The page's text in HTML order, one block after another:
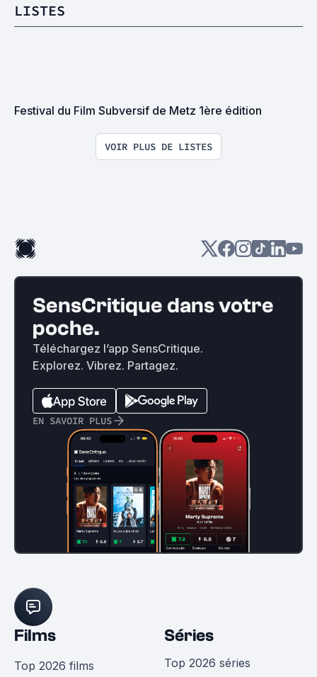
LISTES
Festival du Film Subversif de Metz 1ère édition
VOIR PLUS DE LISTES
SensCritique dans votre
poche.
Téléchargez l’app SensCritique.
Explorez. Vibrez. Partagez.
EN SAVOIR PLUS
Films
Top 2026 films
Séries
Top 2026 séries